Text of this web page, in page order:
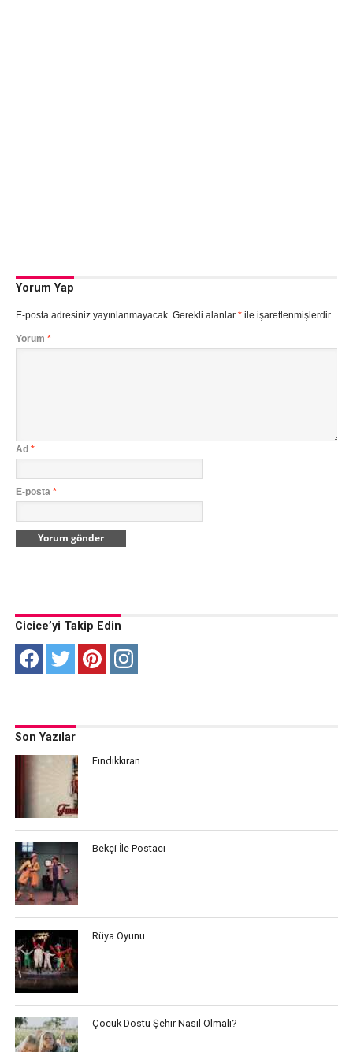
Yorum Yap
E-posta adresiniz yayınlanmayacak. Gerekli alanlar *ile işaretlenmişlerdir
Yorum *
Ad *
E-posta *
Cicice’yi Takip Edin
Son Yazılar
Fındıkkıran
Bekçi İle Postacı
Rüya Oyunu
Çocuk Dostu Şehir Nasıl Olmalı?